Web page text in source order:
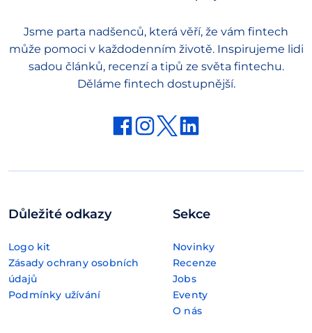
Jsme parta nadšenců, která věří, že vám fintech
může pomoci v každodenním životě. Inspirujeme lidi
sadou článků, recenzí a tipů ze světa fintechu.
Děláme fintech dostupnější.
Důležité odkazy
Logo kit
Zásady ochrany osobních
údajů
Podmínky užívání
Sekce
Novinky
Recenze
Jobs
Eventy
O nás